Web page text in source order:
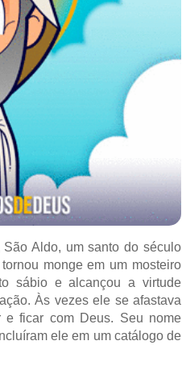
Aldo, um santo do século
monge em um mosteiro
sábio e alcançou a virtude
Às vezes ele se afastava
e ficar com Deus. Seu nome
ele em um catálogo de